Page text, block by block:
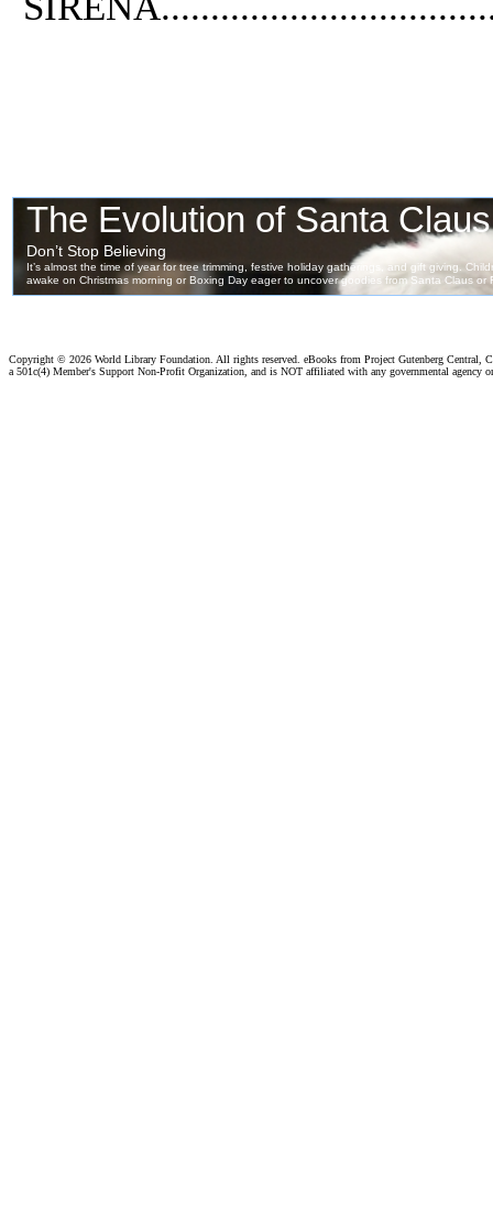
Copyright © 2026 World Library Foundation. All rights reserved. eBooks from Project Gutenberg Central,
a 501c(4) Member's Support Non-Profit Organization, and is NOT affiliated with any governmental agency